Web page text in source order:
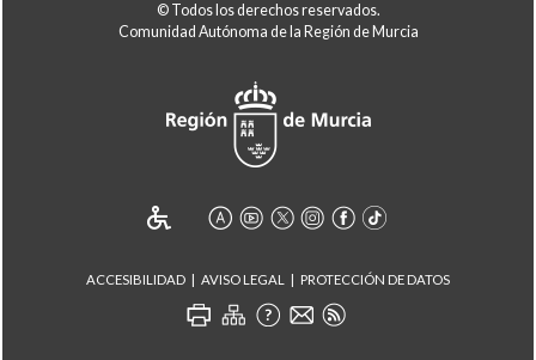
© Todos los derechos reservados.
Comunidad Autónoma de la Región de Murcia
ACCESIBILIDAD AVISO LEGAL PROTECCIÓN DE DATOS